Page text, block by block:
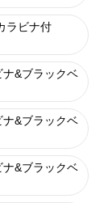
ラビナ付
&ブラックベ
&ブラックベ
&ブラックベ